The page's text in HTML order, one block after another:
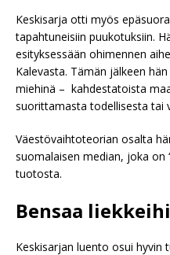
Keskisarja otti myös
tapahtuneisiin puukotuksiin.
esityksessään ohimennen
Kalevasta. Tämän jälkeen
miehinä – kahdestatoista
suorittamasta todellisesta tai
Väestövaihtoteorian osalta
suomalaisen median, joka on
tuotosta.
Bensaa
Keskisarjan luento osui hyvin